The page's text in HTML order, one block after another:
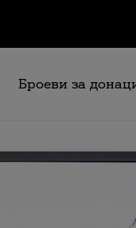
Броеви за